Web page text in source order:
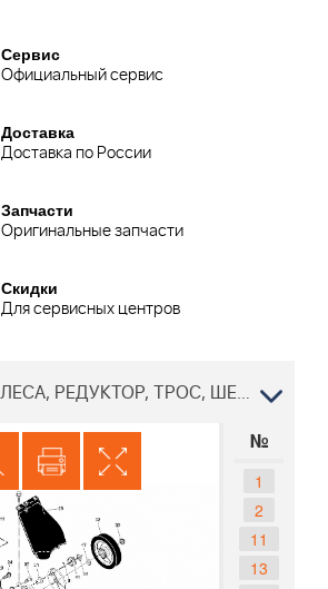
Сервис
Официальный сервис
Доставка
Доставка по России
Запчасти
Оригинальные запчасти
Скидки
Для сервисных центров
2 РЕМЕНЬ, КОЛЕСА, РЕДУКТОР, ТРОС, ШЕСТЕРНИ, КОЛЕСА Газонокосилка Хускварна LC 153S 96141029800, 2014-10
№
1
2
11
13